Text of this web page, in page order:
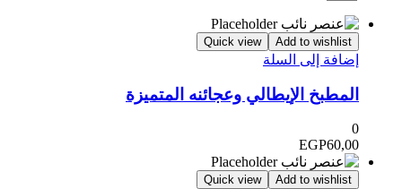
Add to wishlist
Quick view
إضافة إلى السلة
المطبخ الإيطالي وعجائنه المتميزة
0
EGP60,00
Add to wishlist
Quick view